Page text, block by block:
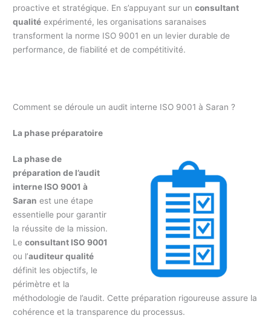
proactive et stratégique. En s’appuyant sur unconsultant
qualité expérimenté, les organisations saranaises
transforment la norme ISO 9001 en un levier durable de
performance, de fiabilité et de compétitivité.
Comment se déroule un audit interne ISO 9001 à Saran ?
La phase préparatoire
La phase de
préparation de l’audit
interne ISO 9001 à
Saran est une étape
essentielle pour garantir
la réussite de la mission.
Leconsultant ISO 9001
ou l’auditeur qualité
définit les objectifs, le
périmètre et la
méthodologie de l’audit. Cette préparation rigoureuse assure la
cohérence et la transparence du processus.